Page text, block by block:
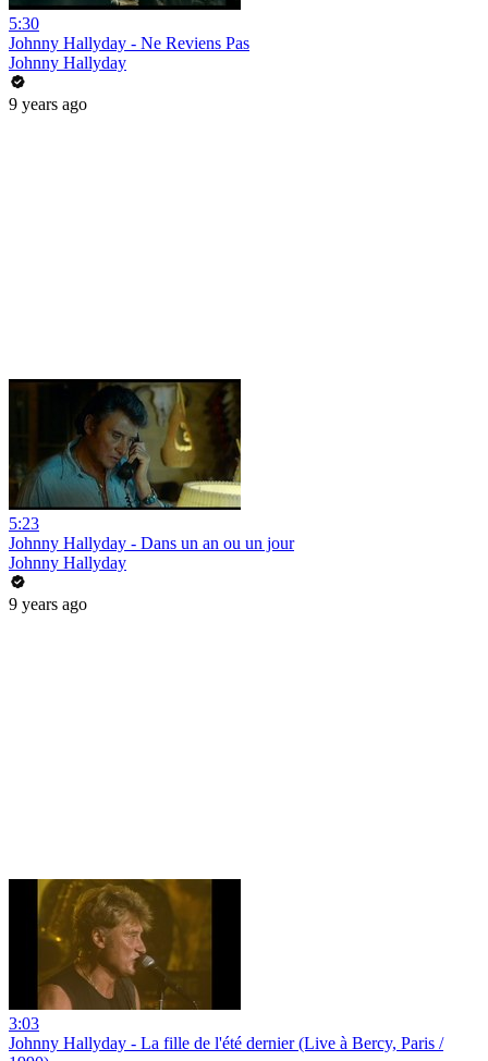
5:30
Johnny Hallyday - Ne Reviens Pas
Johnny Hallyday
9 years ago
5:23
Johnny Hallyday - Dans un an ou un jour
Johnny Hallyday
9 years ago
3:03
Johnny Hallyday - La fille de l'été dernier (Live à Bercy, Paris /